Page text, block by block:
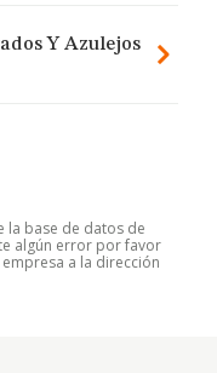
Y Azulejos
la base de datos de
algún error por favor
a la dirección